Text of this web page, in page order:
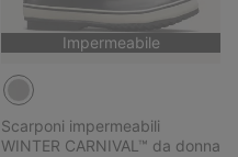
Impermeabile
Scarponi impermeabili
WINTER CARNIVAL™ da donna